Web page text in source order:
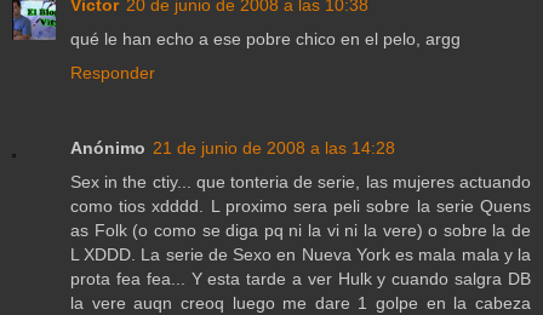
Victor 20 de junio de 2008 a las 10:38
qué le han echo a ese pobre chico en el pelo, argg
Responder
Anónimo 21 de junio de 2008 a las 14:28
Sex in the ctiy... que tonteria de serie, las mujeres actuando
como tios xdddd. L proximo sera peli sobre la serie Quens
as Folk (o como se diga pq ni la vi ni la vere) o sobre la de
L XDDD. La serie de Sexo en Nueva York es mala mala y la
prota fea fea... Y esta tarde a ver Hulk y cuando salgra DB
la vere auqn creoq luego me dare 1 golpe en la cabeza